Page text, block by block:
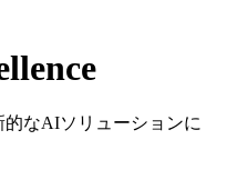
なAIソリューションに